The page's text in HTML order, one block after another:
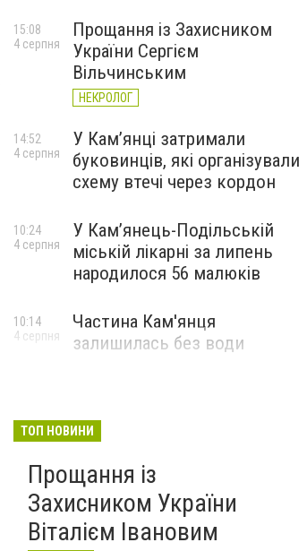
Прощання із Захисником
України Сергієм
Вільчинським
НЕКРОЛОГ
15:08
4 серпня
У Кам’янці затримали
буковинців, які організували
схему втечі через кордон
14:52
4 серпня
У Кам’янець-Подільській
міській лікарні за липень
народилося 56 малюків
10:24
4 серпня
Частина Кам'янця
залишилась без води
10:14
4 серпня
ТОП НОВИНИ
Прощання із
Захисником України
Віталієм Івановим